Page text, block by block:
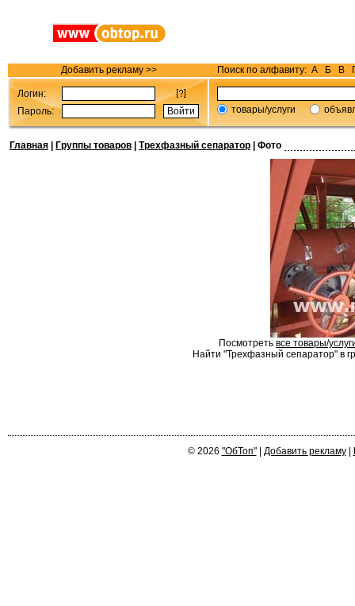
Добавить рекламу >> Поиск по алфавиту: А Б В
Логин:
Пароль:
товары/услуги
Главная Группы товаров Трехфазный сепаратор | Фото
Посмотреть все товары/
Найти "Трехфазный сепаратор" в
© 2026 "ОбТоп"| Добавить рекламу|